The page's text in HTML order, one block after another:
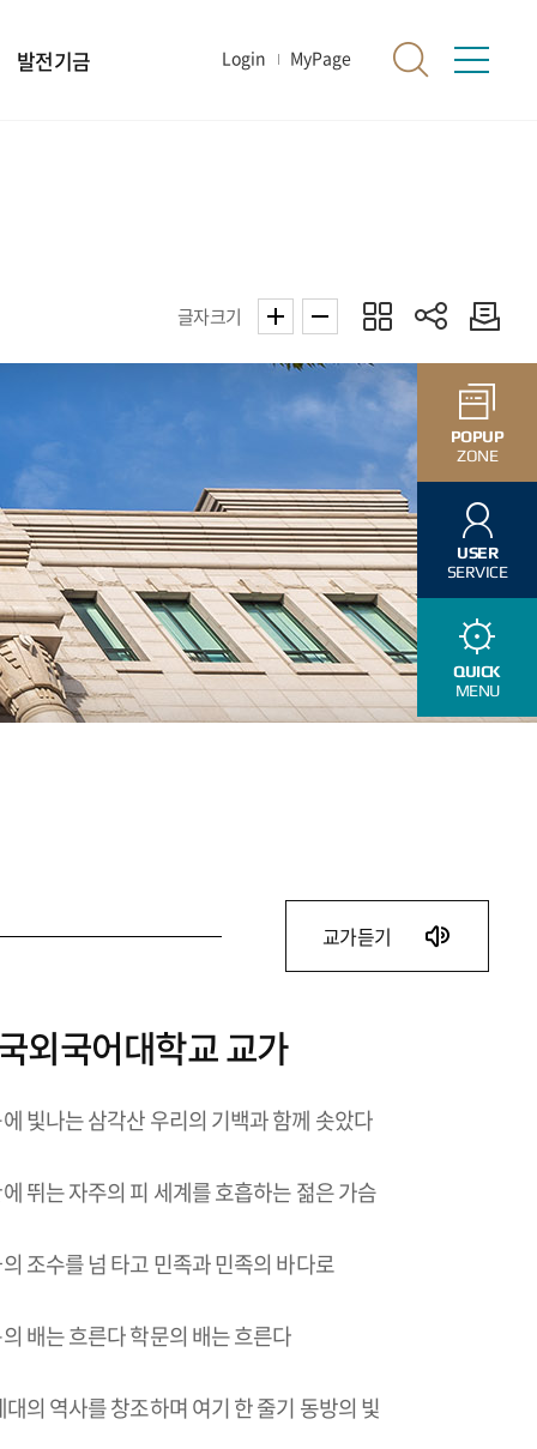
발전기금 Login MyPage
POPUP
ZONE
USER
SERVICE
QUICK
MENU
글자크기
교가듣기
외국어대학교 교가
빛나는 삼각산 우리의 기백과 함께 솟았다
뛰는 자주의 피 세계를 호흡하는 젊은 가슴
조수를 넘 타고 민족과 민족의 바다로
배는 흐른다 학문의 배는 흐른다
대의 역사를 창조하며 여기 한 줄기 동방의 빛